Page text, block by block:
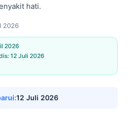
hati.
2026
2026
12 Juli 2026
12 Juli 2026